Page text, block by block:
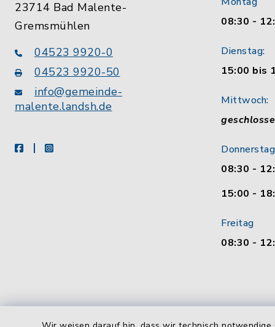
23714 Bad Malente-
Gremsmühlen
04523 9920-0
04523 9920-50
info@gemeinde-
malente.landsh.de
facebookinstagram
08:30 -
Dienstag:
15:00 bis
Mittwoch:
Donnerstag
08:30 -
15:00 -
Freitag
08:30 -